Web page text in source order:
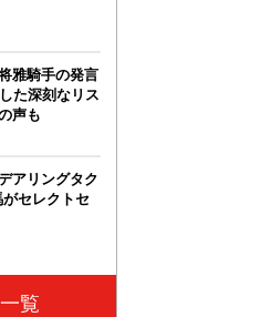
雅騎手の発言
た深刻なリス
声も
アリングタク
セレクトセ
覧